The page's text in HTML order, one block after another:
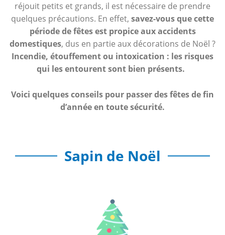
réjouit petits et grands, il est nécessaire de prendre
quelques précautions. En effet, savez-vous que cette
période de fêtes est propice aux accidents
domestiques, dus en partie aux décorations de Noël ?
Incendie, étouffement ou intoxication : les risques
qui les entourent sont bien présents.
Voici quelques conseils pour passer des fêtes de fin
d’année en toute sécurité.
Sapin de Noël